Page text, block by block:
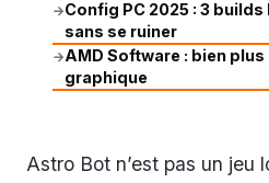
→Config PC 2025 : 3
sans se ruiner
→AMD Software : bien
graphique
Astro Bot n’est pas un jeu